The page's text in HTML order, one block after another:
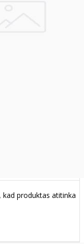
kad produktas atitinka